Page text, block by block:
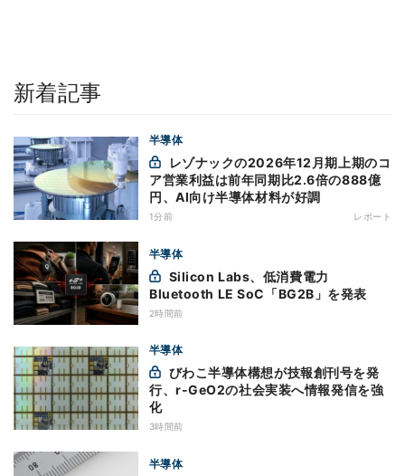
新着記事
半導体
ア営業利益は前年同期比2.6倍の888億
円、AI向け半導体材料が好調
1分前 レポート
半導体
Bluetooth LE SoC「BG2B」を発表
2時間前
半導体
行、r-GeO2の社会実装へ情報発信を強
化
3時間前
半導体